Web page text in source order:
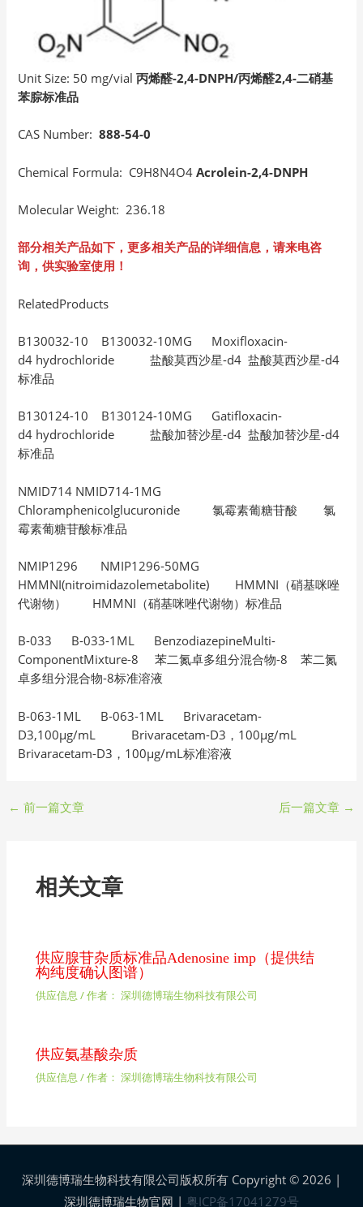
Unit Size: 50 mg/vial丙烯醛-2,4-DNPH/丙烯醛2,4-二硝基
苯腙标准品
CAS Number:888-54-0
Chemical Formula: C9H8N4O4Acrolein-2,4-DNPH
Molecular Weight: 236.18
部分相关产品如下，更多相关产品的详细信息，请来电咨
询，供实验室使用！
RelatedProducts
B130032-10 B130032-10MG Moxifloxacin-
d4 hydrochloride 盐酸莫西沙星-d4 盐酸莫西沙星-d4
标准品
B130124-10 B130124-10MG Gatifloxacin-
d4 hydrochloride 盐酸加替沙星-d4 盐酸加替沙星-d4
标准品
NMID714 NMID714-1MG
Chloramphenicolglucuronide 氯霉素葡糖苷酸 氯
霉素葡糖苷酸标准品
NMIP1296 NMIP1296-50MG
HMMNI(nitroimidazolemetabolite) HMMNI（硝基咪唑
代谢物） HMMNI（硝基咪唑代谢物）标准品
B-033 B-033-1ML BenzodiazepineMulti-
ComponentMixture-8 苯二氮卓多组分混合物-8 苯二氮
卓多组分混合物-8标准溶液
B-063-1ML B-063-1ML Brivaracetam-
D3,100μg/mL Brivaracetam-D3，100μg/mL
Brivaracetam-D3，100μg/mL标准溶液
← 前一篇文章 后一篇文章 →
相关文章
供应腺苷杂质标准品Adenosine imp（提供结
构纯度确认图谱）
供应信息 / 作者： 深圳德博瑞生物科技有限公司
供应氨基酸杂质
供应信息 / 作者： 深圳德博瑞生物科技有限公司
深圳德博瑞生物科技有限公司版权所有 Copyright © 2026 |
深圳德博瑞生物官网 | 粤ICP备17041279号